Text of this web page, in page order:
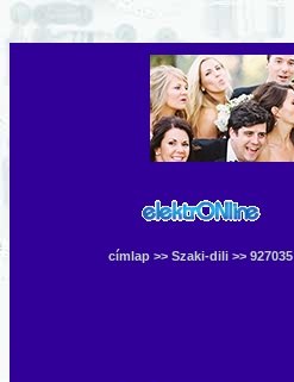
címlap>> Szaki-dili>> 927035